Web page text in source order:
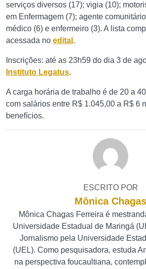
serviços diversos (17); vigia (10);
em Enfermagem (7); agente
médico (6) e enfermeiro (3). A lista
acessada no edital .
Inscrições: até as 23h59 do dia 3 de
Instituto Legatus.
A carga horária de trabalho é de 20 a
com salários entre R$ 1.045,00 a R$ 6
benefícios.
ESCRITO POR
Mônica Chagas
Mônica Chagas Ferreira é
Universidade Estadual de Maringá
Jornalismo pela Universidade
(UEL). Como pesquisadora, estuda
na perspectiva foucaultiana,